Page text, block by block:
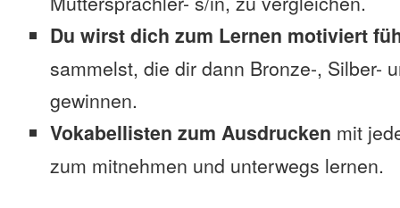
Du wirst dich zum Lernen motiviert
sammelst, die dir dann Bronze-, Silber-
gewinnen.
Vokabellisten zum Ausdrucken mit
zum mitnehmen und unterwegs lernen.